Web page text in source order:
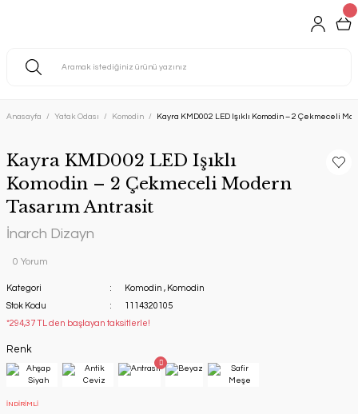
Anasayfa Yatak Odası Komodin Kayra KMD002 LED Işıklı Komodin – 2 Çekmeceli
Kayra KMD002 LED Işıklı
Komodin – 2 Çekmeceli Modern
Tasarım Antrasit
İnarch Dizayn
0 Yorum
Kategori Komodin , Komodin
Stok Kodu
1114320105
*294,37 TL den başlayan taksitlerle!
Renk
İNDİRİMLİ